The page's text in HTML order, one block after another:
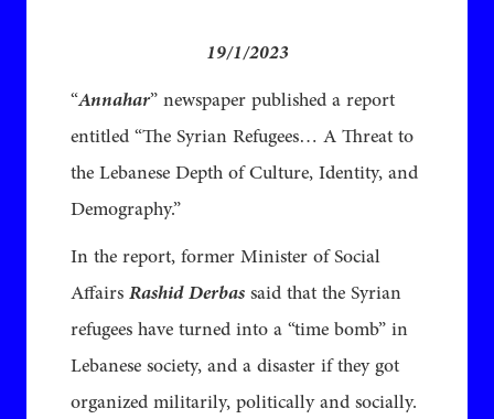
19/1/2023
“Annahar” newspaper published a report
entitled “The Syrian Refugees… A Threat to
the Lebanese Depth of Culture, Identity, and
Demography.”
In the report, former Minister of Social
AffairsRashid Derbassaid that the Syrian
refugees have turned into a “time bomb” in
Lebanese society, and a disaster if they got
organized militarily, politically and socially.